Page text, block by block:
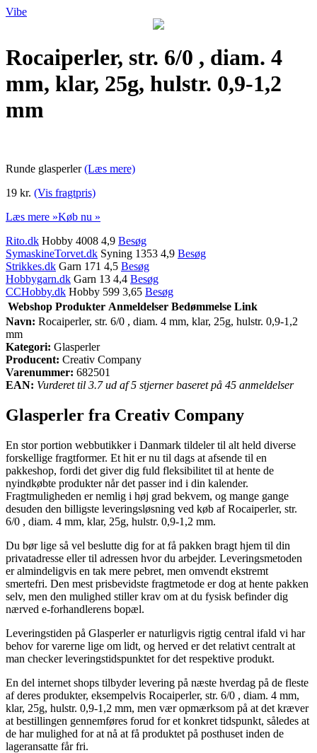
Vibe
Rocaiperler, str. 6/0 , diam. 4
mm, klar, 25g, hulstr. 0,9-1,2
mm
Runde glasperler(Læs mere)
19 kr. (Vis fragtpris)
Læs mere »Køb nu »
Rito.dk Hobby 4008 4,9 Besøg
SymaskineTorvet.dk Syning 1353 4,9 Besøg
Strikkes.dk Garn 171 4,5 Besøg
Hobbygarn.dk Garn 13 4,4 Besøg
CCHobby.dk Hobby 599 3,65 Besøg
Webshop Produkter Anmeldelser Bedømmelse Link
Navn: Rocaiperler, str. 6/0 , diam. 4 mm, klar, 25g, hulstr. 0,9-1,2
mm
Kategori: Glasperler
Producent: Creativ Company
Varenummer: 682501
EAN: Vurderet til 3.7 ud af 5 stjerner baseret på 45 anmeldelser
Glasperler fra Creativ Company
En stor portion webbutikker i Danmark tildeler til alt held diverse
forskellige fragtformer. Et hit er nu til dags at afsende til en
pakkeshop, fordi det giver dig fuld fleksibilitet til at hente de
nyindkøbte produkter når det passer ind i din kalender.
Fragtmuligheden er nemlig i høj grad bekvem, og mange gange
desuden den billigste leveringsløsning ved køb af Rocaiperler, str.
6/0 , diam. 4 mm, klar, 25g, hulstr. 0,9-1,2 mm.
Du bør lige så vel beslutte dig for at få pakken bragt hjem til din
privatadresse eller til adressen hvor du arbejder. Leveringsmetoden
er almindeligvis en tak mere pebret, men omvendt ekstremt
smertefri. Den mest prisbevidste fragtmetode er dog at hente pakken
selv, men den mulighed stiller krav om at du fysisk befinder dig
nærved e-forhandlerens bopæl.
Leveringstiden på Glasperler er naturligvis rigtig central ifald vi har
behov for varerne lige om lidt, og herved er det relativt centralt at
man checker leveringstidspunktet for det respektive produkt.
En del internet shops tilbyder levering på næste hverdag på de fleste
af deres produkter, eksempelvis Rocaiperler, str. 6/0 , diam. 4 mm,
klar, 25g, hulstr. 0,9-1,2 mm, men vær opmærksom på at det kræver
at bestillingen gennemføres forud for et konkret tidspunkt, således at
de har mulighed for at nå at få produktet på posthuset inden de
lageransatte får fri.